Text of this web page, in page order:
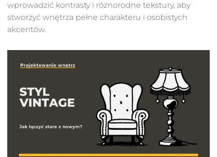
wprowadzić kontrasty i różnorodne tekstury, aby
stworzyć wnętrza pełne charakteru i osobistych
akcentów.